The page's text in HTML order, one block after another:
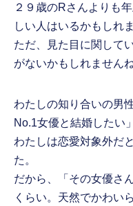
２９歳のRさんよりも
しい人はいるかもしれ
ただ、見た目に関して
がないかもしれませんね
わたしの知り合いの男
No.1女優と結婚したい
わたしは恋愛対象外だ
た。
だから、「その女優さ
くらい。天然でかわい